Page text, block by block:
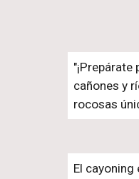
cañones y
rocosas
El